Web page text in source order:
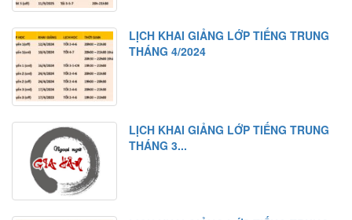
LỊCH KHAI GIẢNG LỚP TIẾNG TRUNG
THÁNG 4/2024
LỊCH KHAI GIẢNG LỚP TIẾNG TRUNG
THÁNG 3...